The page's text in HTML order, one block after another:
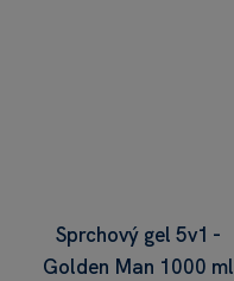
Sprchový gel 5v1 -
Golden Man 1000 ml